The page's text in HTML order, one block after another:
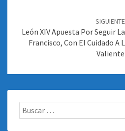
SIGUIENTE
León XIV Apuesta Por Seguir
Francisco, Con El Cuidado A
Valiente
Buscar: